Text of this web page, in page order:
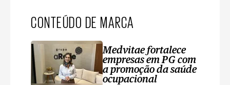
CONTEÚDO DE MARCA
Medvitae fortalece
empresas em PG com
a promoção da saúde
ocupacional